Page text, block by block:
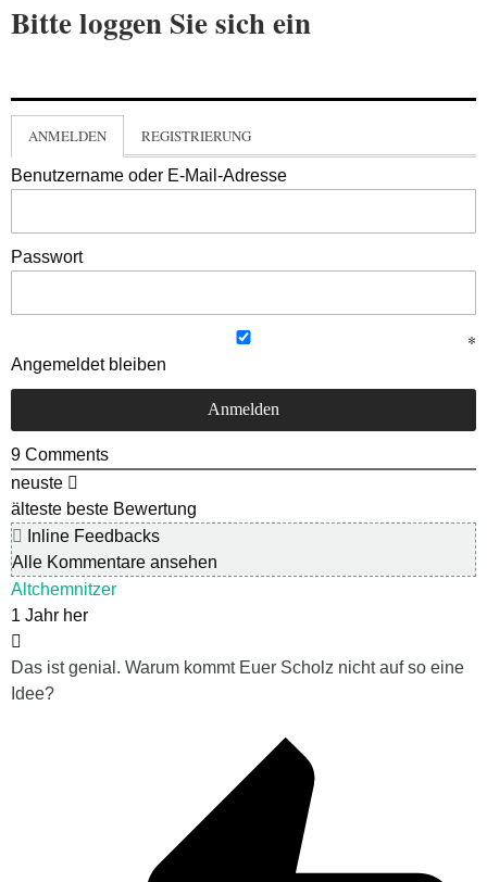
Bitte loggen Sie sich ein
ANMELDEN REGISTRIERUNG
Benutzername oder E-Mail-Adresse
Passwort
Angemeldet bleiben
9 Comments
neuste
älteste beste Bewertung
Inline Feedbacks
Alle Kommentare ansehen
Altchemnitzer
1 Jahr her
Das ist genial. Warum kommt Euer Scholz nicht auf so eine
Idee?